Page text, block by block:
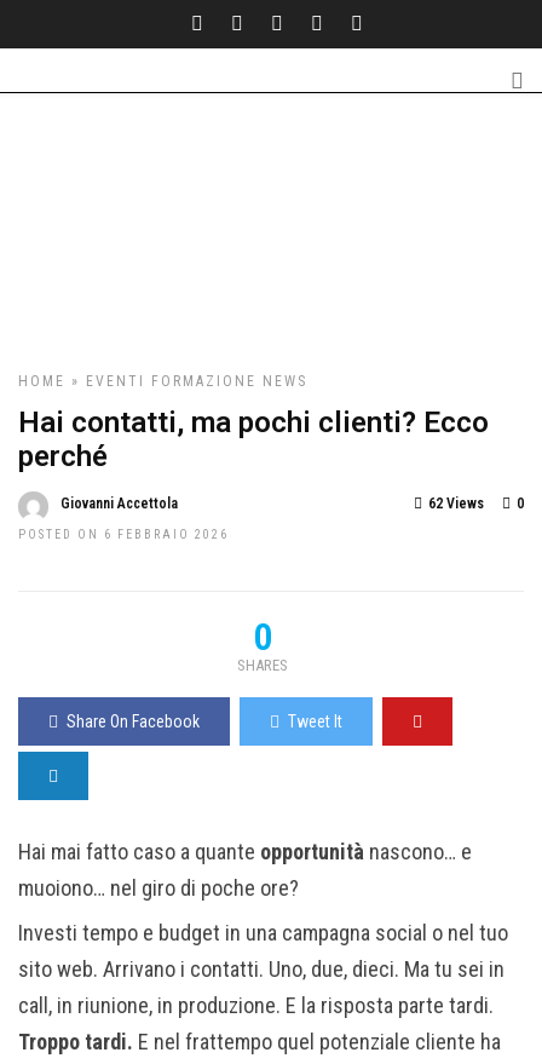
HOME » EVENTI FORMAZIONE NEWS
Hai contatti, ma pochi clienti? Ecco
perché
Giovanni Accettola
POSTED ON 6 FEBBRAIO 2026
0
62 Views
0
SHARES
Share On Facebook Tweet It
Hai mai fatto caso a quante opportunità nascono… e
muoiono… nel giro di poche ore?
Investi tempo e budget in una campagna social o nel tuo
sito web. Arrivano i contatti. Uno, due, dieci. Ma tu sei in
call, in riunione, in produzione. E la risposta parte tardi.
Troppo tardi. E nel frattempo quel potenziale cliente ha